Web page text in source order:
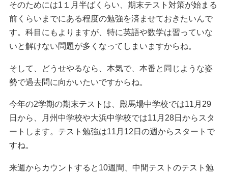
そのためには1１月半ばくらい、期末テスト対策が始まる
前くらいまでにある程度の勉強を済ませておきたいんで
す。科目にもよりますが、特に英語や数学は習っていな
いと解けない問題が多くなってしまいますからね。
そして、どうせやるなら、本気で、本番と同じような姿
勢で過去問に向かいたいですからね。
今年の2学期の期末テストは、殿馬場中学校では11月29
日から、月州中学校や大浜中学校では11月28日からスタ
ートします。テスト勉強は11月12日の週からスタートで
すね。
来週からカウントすると10週間、中間テストのテスト勉